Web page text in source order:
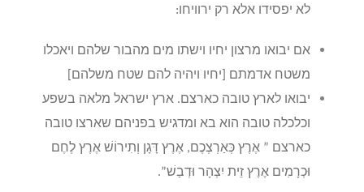
לא יפסידו אלא רק ירוויחו:
אם יבואו מרצון יחיו וישתו מים מהבור שלהם ויאכלו
משטח אדמתם [יחיו ויהיה להם שטח משלהם]
יבואו לארץ טובה כארצם. ארץ ישראל מלאה בשפע
וכלכלה טובה הוא בא ומדגיש בפניהם שארצו טובה
כארצם ” אֶרֶץ כְּאַרְצְכֶם, אֶרֶץ דָּגָן וְתִירוֹשׁ אֶרֶץ לֶחֶם
וּכְרָמִים אֶרֶץ זֵית יִצְהָר וּדְבַשׁ”.